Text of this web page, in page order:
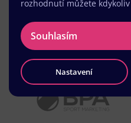
rozhodnutí můžete
Souhlasím
Nastavení